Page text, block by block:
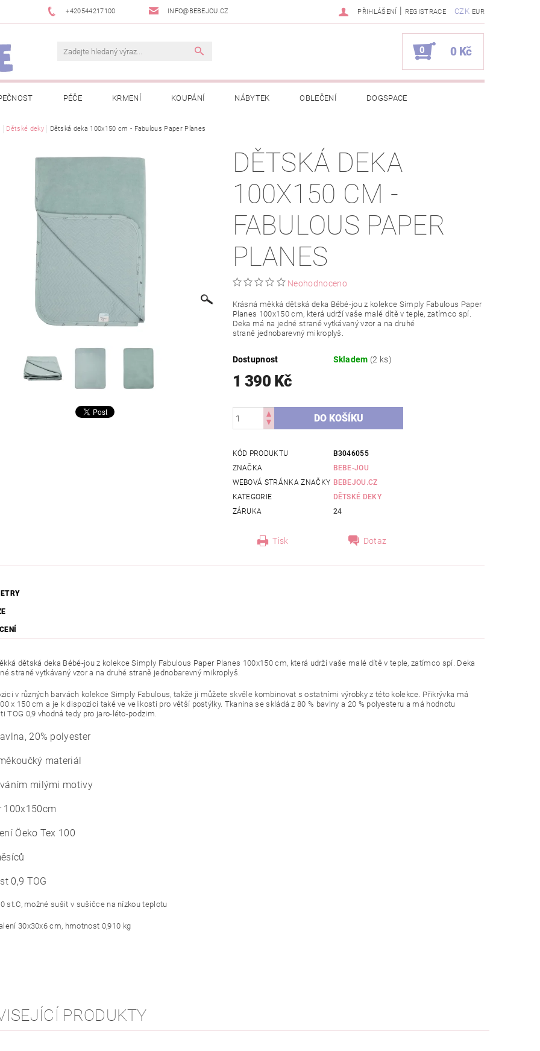
+420544217100 INFO@BEBEJOU.CZ CZK EUR
PŘIHLÁŠENÍ | REGISTRACE
0 0 Kč
PÉČE KRMENÍ KOUPÁNÍ NÁBYTEK OBLEČENÍ DOGSPACE
JAK SPRÁVNĚ ÚRČIT VELIKOST
EET INFORMACE O ZPRACOVÁNÍ OSOBNÍCH ÚDAJŮ NAPIŠTE NÁM KONTAKTY
MOJE OBJEDNÁVKA
Dětské deky Dětská deka 100x150 cm - Fabulous Paper Planes
DĚTSKÁ DEKA
100X150 CM -
FABULOUS PAPER
PLANES
Neohodnoceno
Krásná měkká dětská deka Bébé-jou z kolekce Simply Fabulous Paper
Planes 100x150 cm, která udrží vaše malé dítě v teple, zatímco spí.
Deka má na jedné straně vytkávaný vzor a na druhé
straně jednobarevný mikroplyš.
Dostupnost Skladem (2 ks)
1 390 Kč
KÓD PRODUKTU
B3046055
ZNAČKA
BEBE-JOU
WEBOVÁ STRÁNKA ZNAČKY BEBEJOU.CZ
KATEGORIE
DĚTSKÉ DEKY
ZÁRUKA
24
Tisk Dotaz
dětská deka Bébé-jou z kolekce Simply Fabulous Paper Planes 100x150 cm, která udrží vaše malé dítě v teple, zatímco spí. Deka
straně vytkávaný vzor a na druhé straně jednobarevný mikroplyš.
v různých barvách kolekce Simply Fabulous, takže ji můžete skvěle kombinovat s ostatními výrobky z této kolekce. Přikrývka má
x 150 cm a je k dispozici také ve velikosti pro větší postýlky. Tkanina se skládá z 80 % bavlny a 20 % polyesteru a má hodnotu
TOG 0,9 vhodná tedy pro jaro-léto-podzim.
20% polyester
materiál
milými motivy
100x150cm
Öeko Tex 100
0,9 TOG
st.C, možné sušit v sušičce na nízkou teplotu
30x30x6 cm, hmotnost 0,910 kg
PRODUKTY